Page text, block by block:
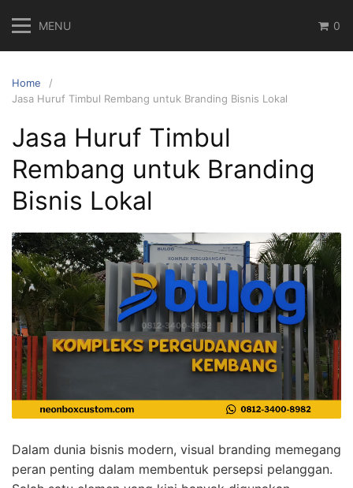
content
MENU 0
Home
Jasa Huruf Timbul Rembang untuk Branding Bisnis Lokal
Jasa Huruf Timbul
Rembang untuk Branding
Bisnis Lokal
Dalam dunia bisnis modern, visual branding memegang
peran penting dalam membentuk persepsi pelanggan.